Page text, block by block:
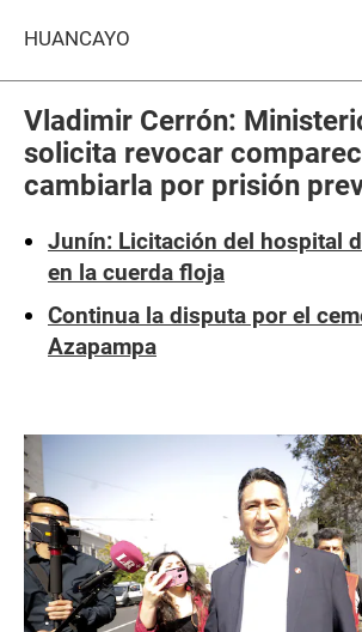
HUANCAYO
Vladimir Cerrón:
solicita revocar
cambiarla por prisión
Junín: Licitación del hospital
en la cuerda floja
Continua la disputa por el
Azapampa